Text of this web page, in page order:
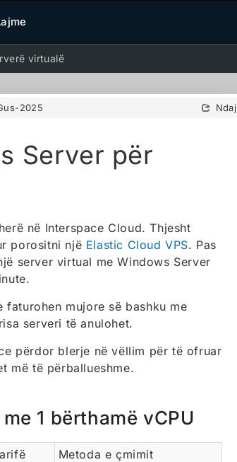
virtualë
2025 Ndaj
Server për
në Interspace Cloud. Thjesht
porositni një Elastic Cloud VPS. Pas
server virtual me Windows Server
mujore së bashku me
serveri të anulohet.
përdor blerje në vëllim për të ofruar
më të përballueshme.
1 bërthamë vCPU
Metoda e çmimit